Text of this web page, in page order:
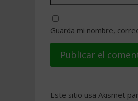
Guarda mi nombre,
Este sitio usa Akismet